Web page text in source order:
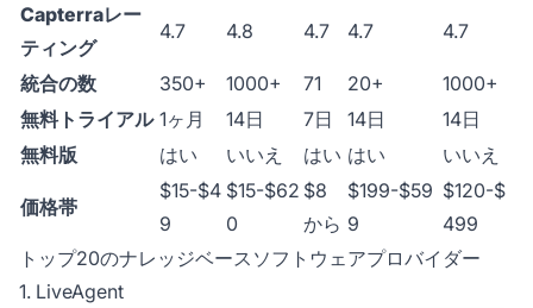
Capterraレー
ティング
4.7 4.8 4.7 4.7 4.7
統合の数 350+ 1000+ 71 20+
1000+
無料トライアル 1ヶ月 14日 7日 14日
14日
無料版
はい いいえ はい はい いいえ
価格帯
$15-$4
9
$15-$62
0
$8
から
$199-$59
9
$120-$
499
トップ20のナレッジベースソフトウェアプロバイダー
1. LiveAgent